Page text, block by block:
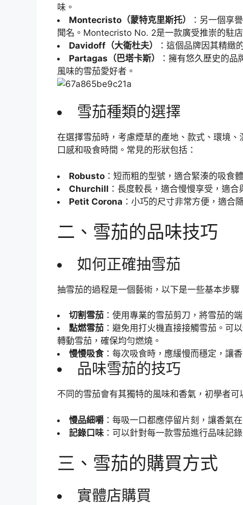
味。
Montecristo（蒙特克里斯托）
：另一個享
聞名。Montecristo No. 2是一款廣受推崇的駐店
Davidoff（大衛杜夫）
：這個品牌因其精緻
Partagas（巴塔卡斯）
：擁有悠久歷史的
風味的雪茄愛好者。
雪茄種類的選擇
在選擇雪茄時，考慮煙草的產地、款式、環境
口感和吸食時間。常見的形狀包括：
Robusto ：短而粗的型號，適合緊湊的吸食
Churchill ：長度較長，適合慢慢享受，適合
Petit Corona ：小巧的尺寸非常方便，適合
二、雪茄的品味技巧
如何正確抽雪茄
抽雪茄的過程是一個藝術，以下是一些基本步驟
切割雪茄 ：使用專業的雪茄剪刀，將雪茄的
點燃雪茄 ：避免用打火機直接接觸雪茄。可
轉動雪茄，確保均勻燃燒。
慢慢吸食：每次吸食時，應緩慢而穩定，讓
品味雪茄的技巧
不同的雪茄會有其獨特的風味和香氣，初學者可
慢品細嚼 ：每吸一口都應停留片刻，讓香氣
記錄口味 ：可以針對每一款雪茄進行品味記
三、雪茄的購買方式
實體店購買